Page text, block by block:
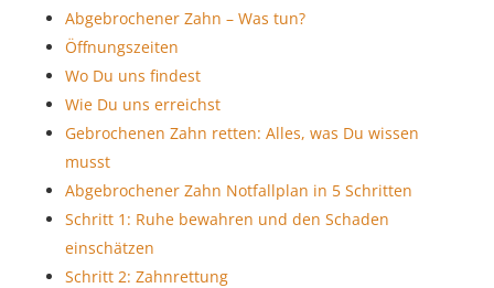
Abgebrochener Zahn – Was tun?
Öffnungszeiten
Wo Du uns findest
Wie Du uns erreichst
Gebrochenen Zahn retten: Alles, was Du wissen
musst
Abgebrochener Zahn Notfallplan in 5 Schritten
Schritt 1: Ruhe bewahren und den Schaden
einschätzen
Schritt 2: Zahnrettung